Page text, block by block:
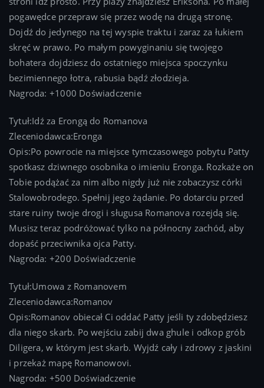
pogawędce przepraw się przez wodę na drugą stronę.
Dojdź do jedynego na tej wyspie traktu i zaraz za łukiem
skręć w prawo. Po małym powyginaniu się twojego
bohatera dojdziesz do ostatniego miejsca spoczynku
bezimiennego łotra, rabusia bądź złodzieja.
Nagroda: +1000 Doświadczenie
Tytuł:Idź za Erongą do Romanova
Zleceniodawca:Eronga
Opis:Po powrocie na miejsce tymczasowego pobytu Patty
spotkasz dziwnego osobnika o imieniu Eronga. Rozkaże on
Tobie podążać za nim albo nigdy już nie zobaczysz córki
Stalowobrodego. Spełnij jego żądanie. Po dotarciu przed
stare ruiny twoje drogi i sługusa Romanova rozejdą się.
Musisz teraz podróżować tylko na północny zachód, aby
dopaść przeciwnika ojca Patty.
Nagroda: +200 Doświadczenie
Tytuł:Umowa z Romanovem
Zleceniodawca:Romanov
Opis:Romanov obiecał Ci oddać Patty jeśli ty zdobędziesz
dla niego skarb. Po wejściu zabij dwa ghule i odkop grób
Diligera, w którym jest skarb. Wyjdź cały i zdrowy z jaskini
i przekaż mapę Romanowovi.
Nagroda: +500 Doświadczenie